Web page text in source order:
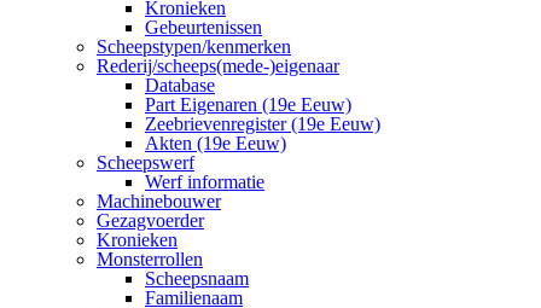
Kronieken
Gebeurtenissen
Scheepstypen/kenmerken
Rederij/scheeps(mede-)eigenaar
Database
Part Eigenaren (19e Eeuw)
Zeebrievenregister (19e Eeuw)
Akten (19e Eeuw)
Scheepswerf
Werf informatie
Machinebouwer
Gezagvoerder
Kronieken
Monsterrollen
Scheepsnaam
Familienaam